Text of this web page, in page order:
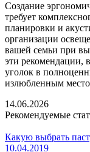
Создание
требует
планировки и
организации
вашей семьи при
эти рекомендации,
уголок в
излюбленным
14.06.2026
Рекомендуемые
Какую выбрать
10.04.2019